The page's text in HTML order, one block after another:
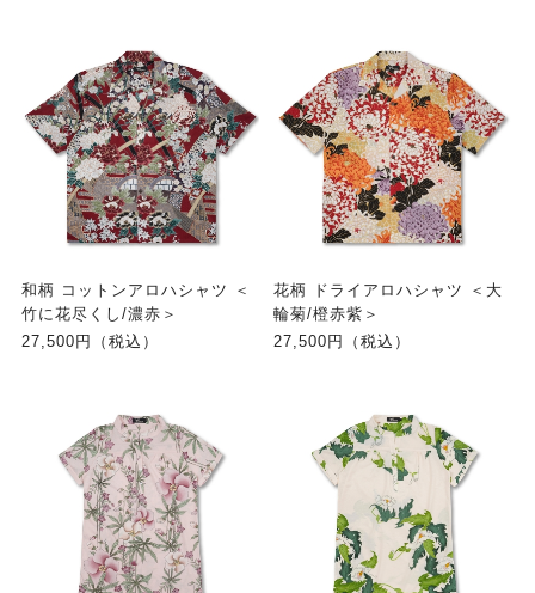
和柄 コットンアロハシャツ ＜
竹に花尽くし/濃赤＞
27,500円（税込）
花柄 ドライアロハシャツ ＜大
輪菊/橙赤紫＞
27,500円（税込）